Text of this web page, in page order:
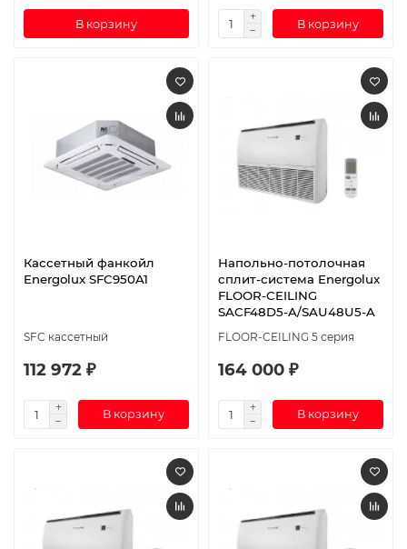
В корзину В корзину
Кассетный фанкойл
Energolux SFC950A1
SFC кассетный
112 972 ₽
В корзину
Напольно-потолочная
сплит-система Energolux
FLOOR-CEILING
SACF48D5-A/SAU48U5-A
FLOOR-CEILING 5 серия
164 000 ₽
В корзину